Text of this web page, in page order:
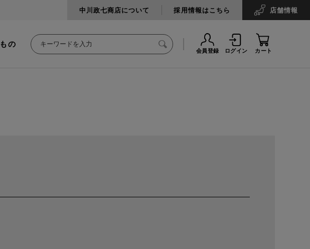
中川政七商店について 採用情報はこちら 店舗情報
の
会員登録 ログイン カート